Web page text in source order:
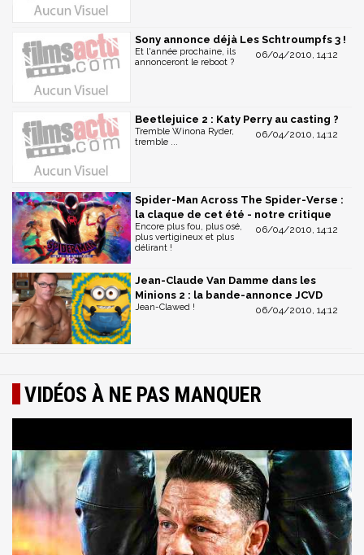
Sony annonce déjà Les Schtroumpfs 3 !
06/04/2010, 14:12
Et l'année prochaine, ils
annonceront le reboot ?
Beetlejuice 2 : Katy Perry au casting ?
06/04/2010, 14:12
Tremble Winona Ryder,
tremble ...
Spider-Man Across The Spider-Verse :
la claque de cet été - notre critique
06/04/2010, 14:12
Encore plus fou, plus osé,
plus vertigineux et plus
délirant !
Jean-Claude Van Damme dans les
Minions 2 : la bande-annonce JCVD
06/04/2010, 14:12
Jean-Clawed !
VIDÉOS À NE PAS MANQUER